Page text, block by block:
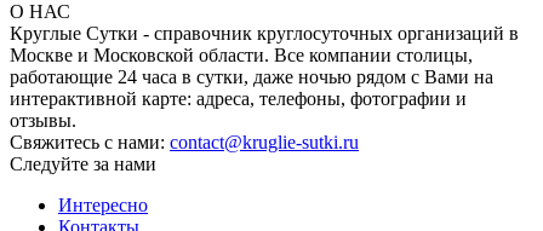
О НАС
Круглые Сутки - справочник круглосуточных организаций в
Москве и Московской области. Все компании столицы,
работающие 24 часа в сутки, даже ночью рядом с Вами на
интерактивной карте: адреса, телефоны, фотографии и
отзывы.
Свяжитесь с нами: contact@kruglie-sutki.ru
Следуйте за нами
Интересно
Контакты